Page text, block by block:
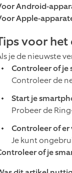
Android-
Apple-
voor
je de nieuwste
Controleer of
Controleer de
Start je
Probeer de
Controleer of
Je kunt
of je